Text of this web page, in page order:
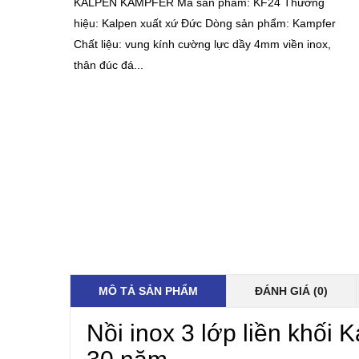
hiệu: Kalpen xuất xứ Đức Dòng sản phẩm: Kampfer
Chất liệu: vung kính cường lực dầy 4mm viền inox,
thân đúc đá...
MÔ TẢ SẢN PHẨM ĐÁNH GIÁ (0)
Nồi inox 3 lớp liền khối